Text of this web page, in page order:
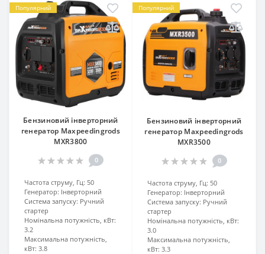
Популярний
Бензиновий інверторний
генератор Maxpeedingrods
MXR3800
0
Частота струму, Гц: 50
Генератор: Інверторний
Система запуску: Ручний
стартер
Номінальна потужність, кВт:
3.2
Максимальна потужність,
кВт: 3.8
Популярний
Бензиновий інверторний
генератор Maxpeedingrods
MXR3500
0
Частота струму, Гц: 50
Генератор: Інверторний
Система запуску: Ручний
стартер
Номінальна потужність, кВт:
3.0
Максимальна потужність,
кВт: 3.3